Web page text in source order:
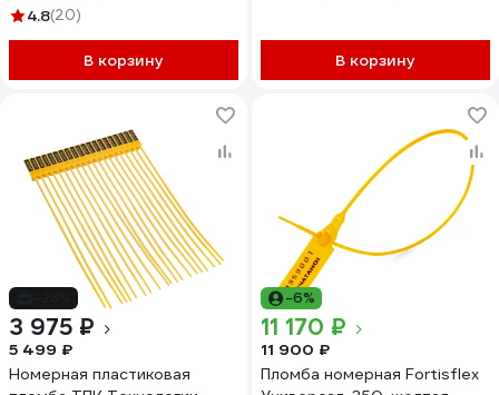
1000 шт. КПП-3-1602СТ
4.8(20)
В корзину В корзину
3 975 ₽
5 499 ₽
Номерная пластиковая
-6%
11 170 ₽
11 900 ₽
Пломба номерная Fortisflex